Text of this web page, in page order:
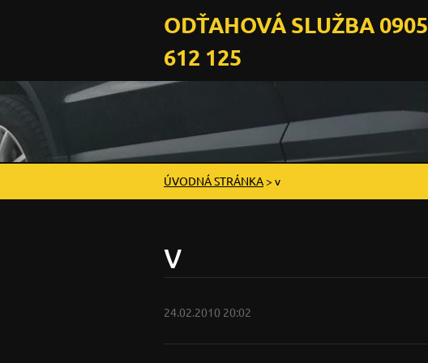
ODŤAHOVÁ SLUŽBA 0905
612 125
ÚVODNÁ STRÁNKA> v
v
24.02.2010 20:02